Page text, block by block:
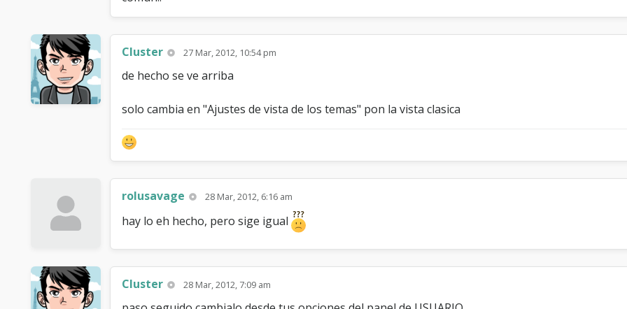
Cluster 27 Mar, 2012, 10:54 pm
de hecho se ve arriba
solo cambia en "Ajustes de vista de los temas" pon la vista clasica
rolusavage 28 Mar, 2012, 6:16 am
hay lo eh hecho, pero sige igual
Cluster 28 Mar, 2012, 7:09 am